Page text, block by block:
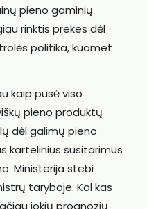
pieno gaminių
rinktis prekes dėl
politika, kuomet
kaip pusė viso
pieno produktų
dėl galimų pieno
kartelinius susitarimus
Ministerija stebi
taryboje. Kol kas
jokių prognozių